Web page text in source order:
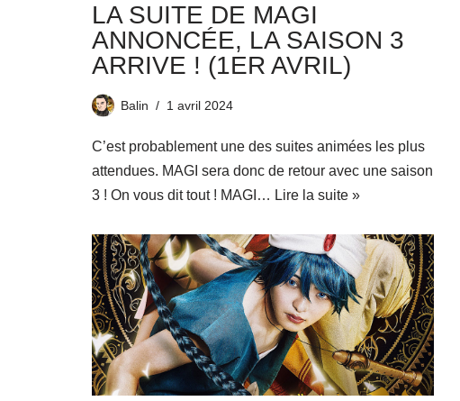
LA SUITE DE MAGI
ANNONCÉE, LA SAISON 3
ARRIVE ! (1ER AVRIL)
Balin 1 avril 2024
C’est probablement une des suites animées les plus
attendues. MAGI sera donc de retour avec une saison
3 ! On vous dit tout ! MAGI… Lire la suite »